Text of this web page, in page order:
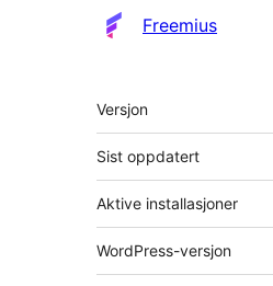
Freemius
Meta
Versjon
Sist oppdatert
Aktive installasjoner
WordPress-versjon